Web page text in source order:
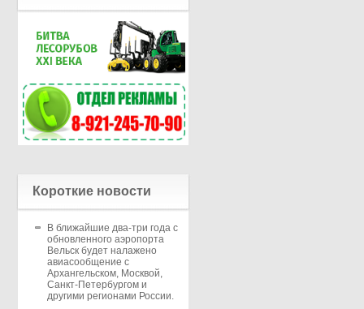
Короткие новости
В ближайшие два-три года с
обновленного аэропорта
Вельск будет налажено
авиасообщение с
Архангельском, Москвой,
Санкт-Петербургом и
другими регионами России.